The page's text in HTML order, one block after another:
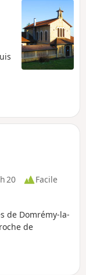
20
Facile
de Domrémy-la-
de